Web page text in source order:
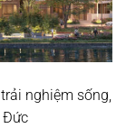
nghiệm sống,
Đức